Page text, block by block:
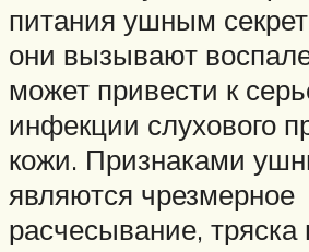
питания ушным
они вызывают
может привести к
инфекции слухового
кожи. Признаками
являются чрезмерное
расчесывание, тряска